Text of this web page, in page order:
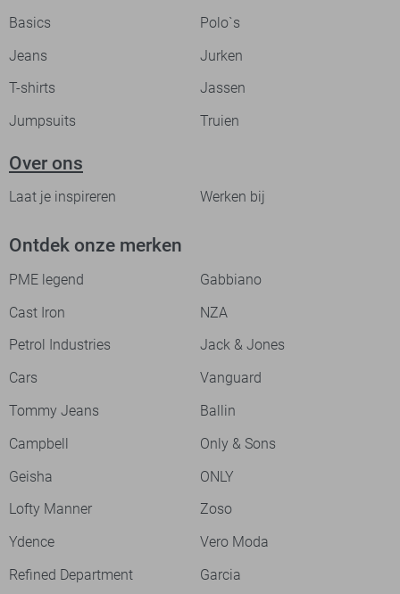
Basics
Polo`s
Jeans
Jurken
T-shirts
Jassen
Jumpsuits
Truien
Over ons
Laat je inspireren Werken bij
Ontdek onze merken
PME legend
Gabbiano
Cast Iron
NZA
Petrol Industries
Jack & Jones
Cars
Vanguard
Tommy Jeans
Ballin
Campbell
Only & Sons
Geisha
ONLY
Lofty Manner
Zoso
Ydence
Vero Moda
Refined Department
Garcia